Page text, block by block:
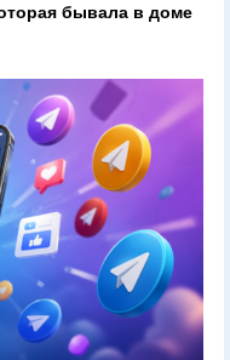
бывала в доме